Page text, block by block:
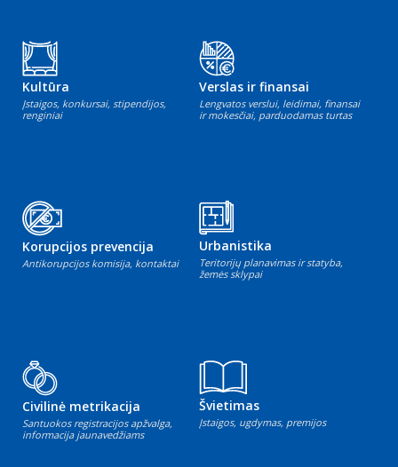
Kultūra
Įstaigos, konkursai, stipendijos,
renginiai
Verslas ir finansai
Lengvatos verslui, leidimai, finansai
ir mokesčiai, parduodamas turtas
Korupcijos prevencija
Antikorupcijos komisija, kontaktai
Urbanistika
Teritorijų planavimas ir statyba,
žemės sklypai
Civilinė metrikacija
Santuokos registracijos apžvalga,
informacija jaunavedžiams
Švietimas
Įstaigos, ugdymas, premijos